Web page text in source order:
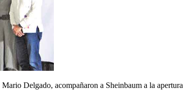
Delgado, acompañaron a Sheinbaum a la